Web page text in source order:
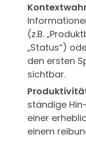
(z.B.
„Status“)
den ersten
sichtbar.
ständige
einer
einem